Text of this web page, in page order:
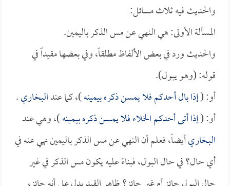
والحديث فيه ثلاث مسائل:
المسألة الأولى: هي النهي عن مس الذكر باليمين.
والحديث ورد في بعض الألفاظ مطلقاً، وفي بعضها مقيداً في
قوله: (وهو يبول).
أو: (إذا بال أحدكم فلا يمسن ذكره بيمينه)، كما عندالبخاري.
أو: (إذا أتى أحدكم الخلاء فلا يمسن ذكره بيمينه)، وهي عند
البخاريأيضاً، فعلم أن النهي عن مس الذكر باليمين نهي عنه في
أي حال؟ في حال البول، فبناءً عليه يكون مس الذكر في غير